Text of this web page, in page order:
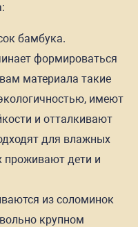
бамбука.
формироваться
материала такие
имеют
и отталкивают
для влажных
проживают дети и
из соломинок
крупном